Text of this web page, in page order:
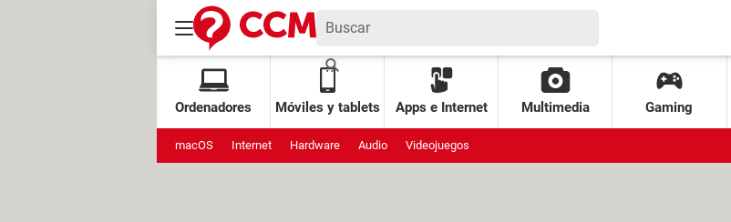
Ordenadores Móviles y tablets Apps e Internet Multimedia Gaming
macOS Internet Hardware Audio Videojuegos